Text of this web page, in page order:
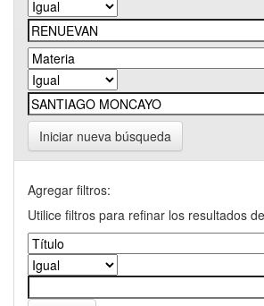
Iniciar nueva búsqueda
Agregar filtros:
Utilice filtros para refinar los resultados